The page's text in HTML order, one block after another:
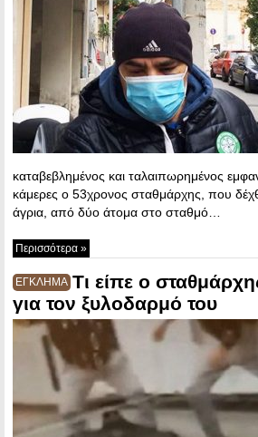
καταβεβλημένος και ταλαιπωρημένος
κάμερες ο 53χρονος σταθμάρχης, που
άγρια, από δύο άτομα στο σταθμό…
Περισσότερα »
ΕΓΚΛΗΜΑ Τι είπε ο
για τον ξυλοδαρμό του